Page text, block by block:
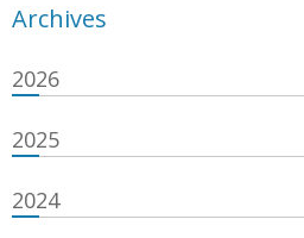
Archives
2026
2025
2024